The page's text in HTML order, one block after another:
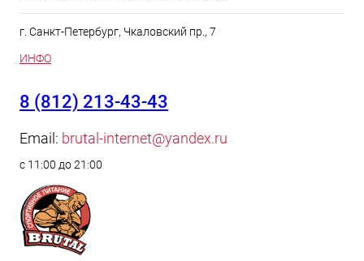
г. Санкт-Петербург, Чкаловский пр., 7
ИНФО
8 (812) 213-43-43
Email: brutal-internet@yandex.ru
с 11:00 до 21:00